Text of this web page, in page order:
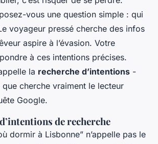
vous une question simple : qui
voyageur pressé cherche des infos
aspire à l’évasion. Votre
à ces intentions précises.
la recherche d’intentions -
cherche vraiment le lecteur
Google.
de recherche
dormir à Lisbonne” n’appelle pas le